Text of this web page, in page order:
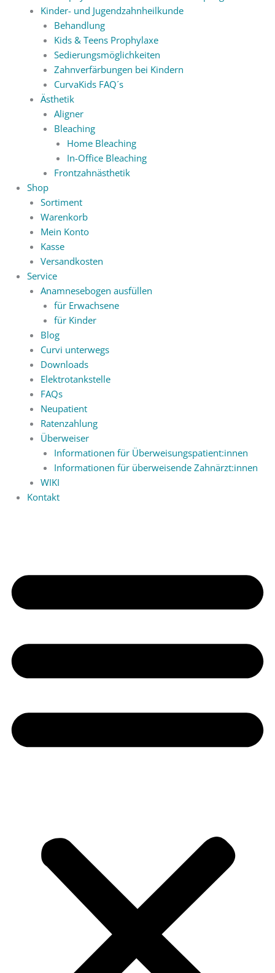
Kinder- und Jugendzahnheilkunde
Behandlung
Kids & Teens Prophylaxe
Sedierungsmöglichkeiten
Zahnverfärbungen bei Kindern
CurvaKids FAQ´s
Ästhetik
Aligner
Bleaching
Home Bleaching
In-Office Bleaching
Frontzahnästhetik
Shop
Sortiment
Warenkorb
Mein Konto
Kasse
Versandkosten
Service
Anamnesebogen ausfüllen
für Erwachsene
für Kinder
Blog
Curvi unterwegs
Downloads
Elektrotankstelle
FAQs
Neupatient
Ratenzahlung
Überweiser
Informationen für Überweisungspatient:innen
Informationen für überweisende Zahnärzt:innen
WIKI
Kontakt